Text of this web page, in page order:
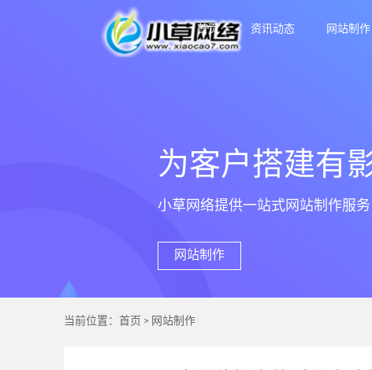
首页 资讯动态 网站制作
为客户搭建有
小草网络提供一站式网站制作服
网站制作
当前位置： 首页 > 网站制作